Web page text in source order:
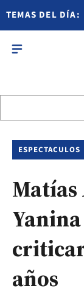
TEMAS DEL DÍA:
ESPECTACULOS
Matías
años